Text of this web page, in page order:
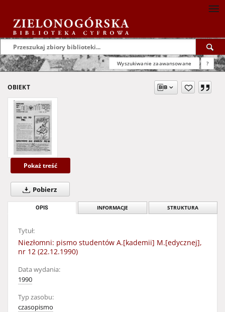
Wyszukiwanie zaawansowane ?
OBIEKT
Pokaż treść
Pobierz
OPIS INFORMACJE STRUKTURA
Tytuł:
Niezłomni: pismo studentów A.[kademii] M.[edycznej],
nr 12 (22.12.1990)
Data wydania:
1990
Typ zasobu:
czasopismo